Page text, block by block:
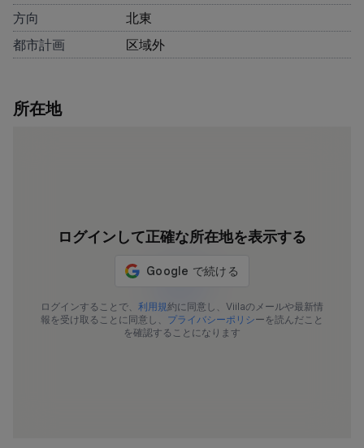
方向
北東
都市計画
区域外
所在地
ログインして正確な所在地を表示する
ログインすることで、 利用規約に同意し、Viilaのメールや最新情
報を受け取ることに同意し、 プライバシーポリシーを読んだこと
を確認することになります